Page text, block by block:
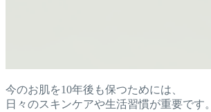
今のお肌を10年後も保つためには、
日々のスキンケアや生活習慣が重要です。